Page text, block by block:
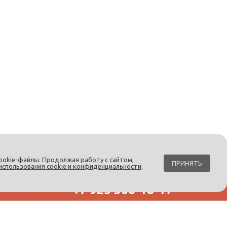
+7 495 108-75-38
+7 925 306-18-17
файлы. Продолжая работу с сайтом,
cookie и конфиденциальности. ПРИНЯТЬ